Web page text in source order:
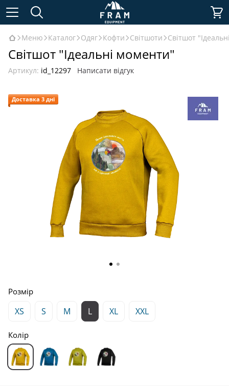
Меню Каталог Одяг Кофти Світшоти Світшот
Світшот "Ідеальні моменти"
Артикул: id_12297 Написати відгук
Доставка 3 дні
Розмір
XS S M L XL XXL
Колір